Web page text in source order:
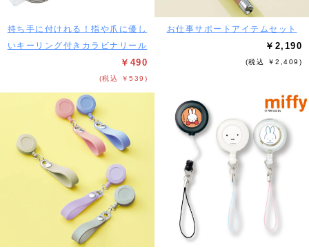
持ち手に付けれる！指や爪に優し
いキーリング付きカラビナリール
￥490
(税込 ￥539)
お仕事サポートアイテムセット
￥2,190
(税込 ￥2,409)